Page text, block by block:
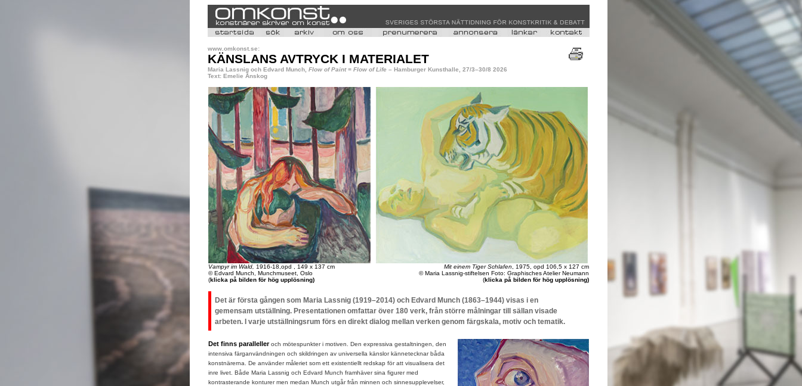
www.omkonst.se:
KÄNSLANS AVTRYCK I MATERIALET
Maria Lassnig och Edvard Munch, Flow of Paint = Flow of Life – Hamburger Kunsthalle, 27/3–30/8 2026
Text: Emelie Ånskog
Vampyr im Wald,
1916-18,opd , 149 x 137 cm
© Edvard Munch, Munchmuseet, Oslo
(klicka på bilden för hög upplösning)
Mit einem Tiger Schlafen , 1975, opd 106,5 x 127 cm
© Maria Lassnig-stiftelsen Foto: Graphisches Atelier Neumann
(klicka på bilden för hög upplösning)
Det är första gången som Maria Lassnig (1919–2014) och Edvard Munch (1863–1944) visas i en
gemensam utställning. Presentationen omfattar över 180 verk, från större målningar till sällan visade
arbeten. I varje utställningsrum förs en direkt dialog mellan verken genom färgskala, motiv och tematik.
Det finns parallelleroch mötespunkter i motiven. Den expressiva gestaltningen, den
intensiva färganvändningen och skildringen av universella känslor kännetecknar båda
konstnärerna. De använder måleriet som ett existentiellt redskap för att visualisera det
inre livet. Både Maria Lassnig och Edvard Munch framhäver sina figurer med
kontrasterande konturer men medan Munch utgår från minnen och sinnesupplevelser,